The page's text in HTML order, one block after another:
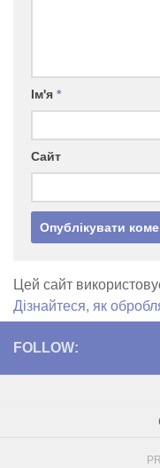
Ім'я *
Сайт
Цей сайт
Дізнайтеся, як
FOLLOW: